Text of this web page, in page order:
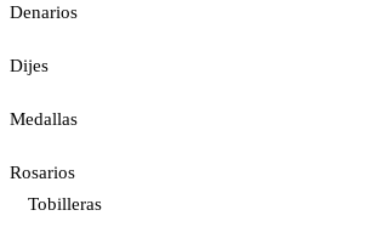
Denarios
Dijes
Medallas
Rosarios
Tobilleras